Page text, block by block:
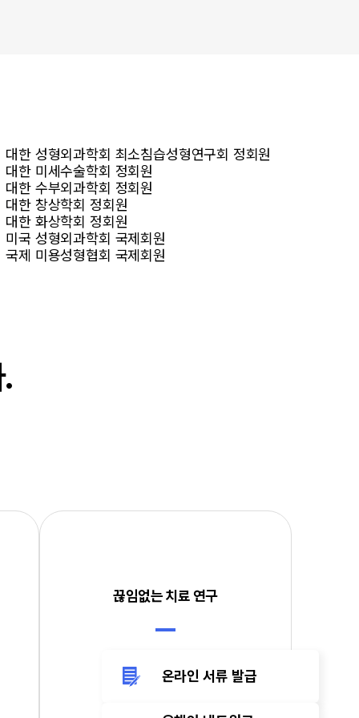
상처봉합/치료
대한 성형외과학회 최소침습성형연구회 정회원
대한 미세수술학회 정회원
대한 수부외과학회 정회원
대한 창상학회 정회원
대한 화상학회 정회원
미국 성형외과학회 국제회원
국제 미용성형협회 국제회원
끊임없는 치료 연구
온라인 서류 발급